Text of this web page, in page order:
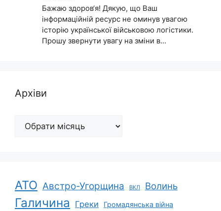
Бажаю здоров‘я! Дякую, що Ваш
інформаційній ресурс не оминув увагою
історію української військовою логістики.
Прошу звернути увагу на зміни в…
Архіви
Архіви
АТО Австро-Угорщина ВКЛ Волинь
Галичина Греки Громадянська війна